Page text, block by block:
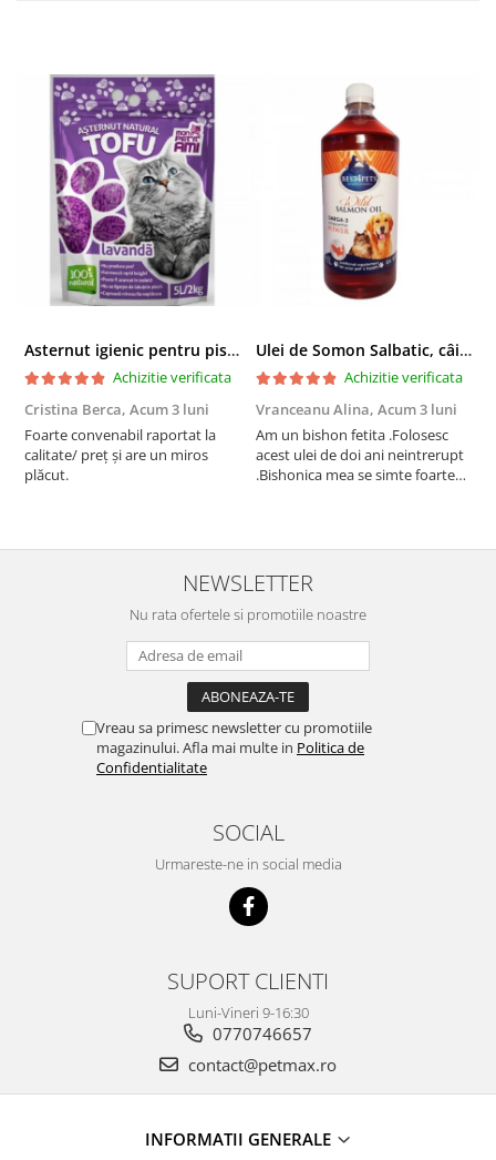
Asternut igienic pentru pisici Tofu Lavanda, Mon Petit 5 l
Achizitie verificata
Cristina Berca, Acum 3 luni
Foarte convenabil raportat la
calitate/ preț și are un miros
plăcut.
Ulei de Somon Salbatic, câini și pisici, piele si blană, BEST4PETS, 1l
Achizitie verificata
Vranceanu Alina, Acum 3 luni
Am un bishon fetita .Folosesc
acest ulei de doi ani neintrerupt
.Bishonica mea se simte foarte
recomand cu mult drag !
NEWSLETTER
Nu rata ofertele si promotiile noastre
Vreau sa primesc newsletter cu promotiile
magazinului. Afla mai multe in Politica de
Confidentialitate
SOCIAL
Urmareste-ne in social media
SUPORT CLIENTI
Luni-Vineri 9-16:30
0770746657
contact@petmax.ro
INFORMATII GENERALE